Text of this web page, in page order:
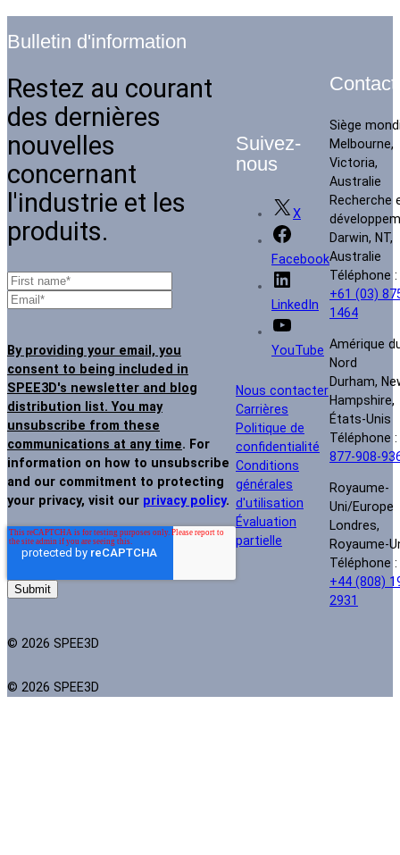
Bulletin d'information
Restez au courant
des dernières
nouvelles
concernant
l'industrie et les
produits.
By providing your email, you
consent to being included in
SPEE3D's newsletter and blog
distribution list. You may
unsubscribe from these
communications at any time. For
information on how to unsubscribe
and our commitment to protecting
your privacy, visit our privacy policy.
© 2026 SPEE3D
Suivez-
nous
X
Facebook
LinkedIn
YouTube
Nous contacter
Carrières
Politique de
confidentialité
Conditions
générales
d'utilisation
Évaluation
partielle
Siège
Melbourne,
Victoria,
Australie
Recherche
Darwin, NT,
Australie
Téléphone :
+61 (03)
1464
Amérique
Nord
Durham,
Hampshire,
États-Unis
Téléphone :
877-908-
Royaume-
Uni/Europe
Londres,
Royaume-
Téléphone :
+44 (808)
2931
© 2026 SPEE3D